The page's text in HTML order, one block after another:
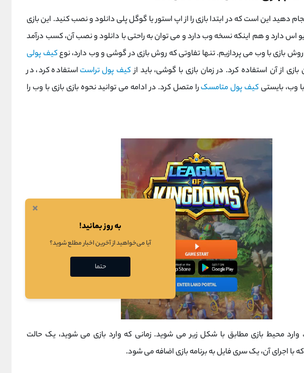
دهید این است که در ابتدا بازی را از اپ استور یا گوگل پلی دانلود و نصب کنید. این بازی
اس دارد و هم اینکه نسخه وب دارد و می توان به راحتی با دانلود و نصب آن، کسب درآمد
بازی با وب می پردازیم. تنها تفاوتی که روش بازی در گوشی و وب دارد، نوعکیف پولی
از آن استفاده کرد. در زمان بازی با گوشی، باید ازکیف پول تراست استفاده کرد، در
وب، بایستیکیف پول متامسک را متصل کرد. در ادامه می توانید نحوه بازی بازی با وب را
وارد محیط بازی مطابق با شکل زیر می شوید. زمانی که وارد بازی می شوید، یک حالت
×
به روز بمانید!
آیا می‌خواهید از آخرین اخبار مطلع شوید؟
حتما